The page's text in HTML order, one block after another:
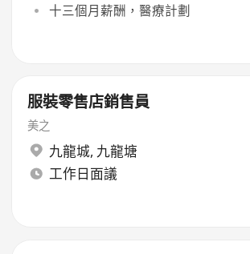
十三個月薪酬，醫療計劃
服裝零售店銷售員
美之
九龍城, 九龍塘
工作日面議